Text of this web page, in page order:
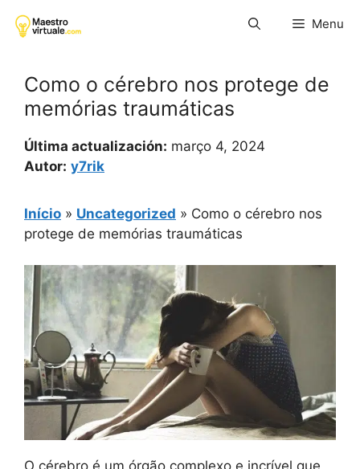
para
Menu
Como o cérebro nos protege de
memórias traumáticas
Última actualización: março 4, 2024
Autor: y7rik
Início » Uncategorized » Como o cérebro nos
protege de memórias traumáticas
O cérebro é um órgão complexo e incrível que